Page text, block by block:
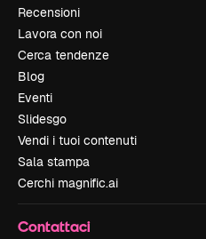
Recensioni
Lavora con noi
Cerca tendenze
Blog
Eventi
Slidesgo
Vendi i tuoi contenuti
Sala stampa
Cerchi magnific.ai
Contattaci